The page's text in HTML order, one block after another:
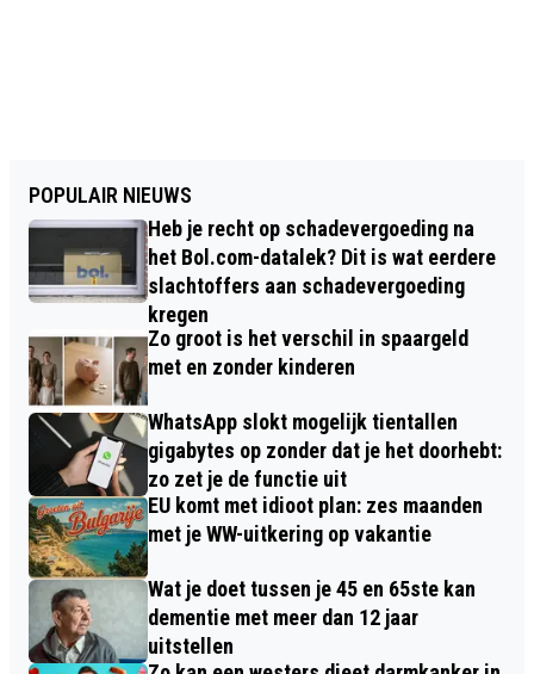
POPULAIR NIEUWS
Heb je recht op schadevergoeding na
het Bol.com-datalek? Dit is wat eerdere
slachtoffers aan schadevergoeding
kregen
Zo groot is het verschil in spaargeld
met en zonder kinderen
WhatsApp slokt mogelijk tientallen
gigabytes op zonder dat je het doorhebt:
zo zet je de functie uit
EU komt met idioot plan: zes maanden
met je WW-uitkering op vakantie
Wat je doet tussen je 45 en 65ste kan
dementie met meer dan 12 jaar
uitstellen